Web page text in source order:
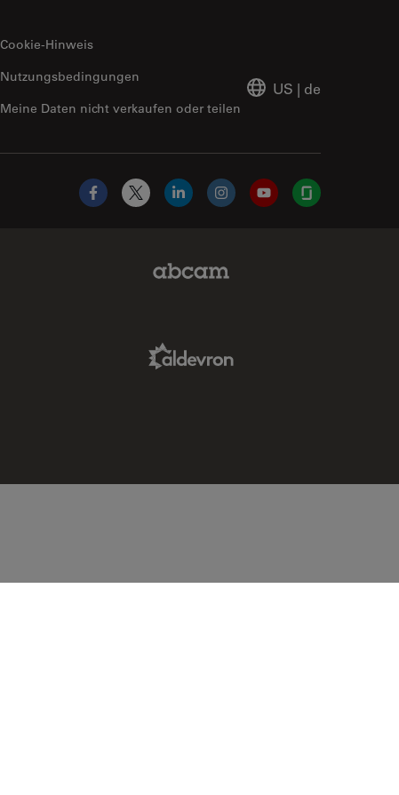
Cookie-Hinweis
Meine Daten nicht verkaufen oder teilen
Nutzungsbedingungen
US | de
Facebook
X LinkedInInstagramYouTubeGlassdoor